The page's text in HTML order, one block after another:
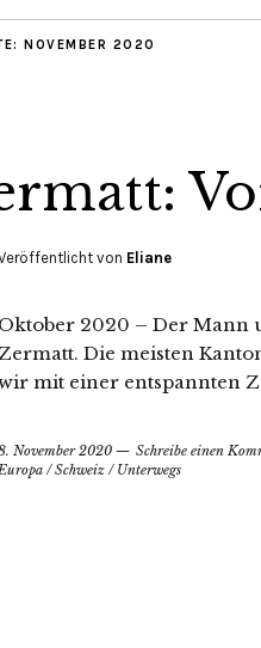
NOVEMBER 2020
von Eliane
Oktober 2020 – Der Mann
Die meisten
mit einer entspannten
November 2020
Schreibe einen
/Schweiz / Unterwegs